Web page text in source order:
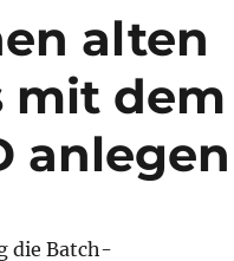
alten
mit dem
anlegen
die Batch-